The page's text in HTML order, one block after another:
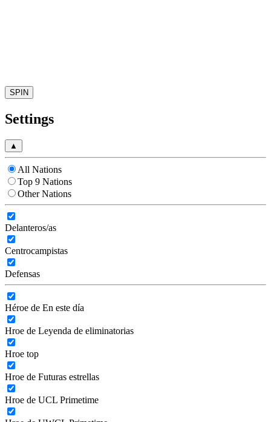
SPIN
Settings
▲
All Nations
Top 9 Nations
Other Nations
Delanteros/as
Centrocampistas
Defensas
Héroe de En este día
Hroe de Leyenda de eliminatorias
Hroe top
Hroe de Futuras estrellas
Hroe de UCL Primetime